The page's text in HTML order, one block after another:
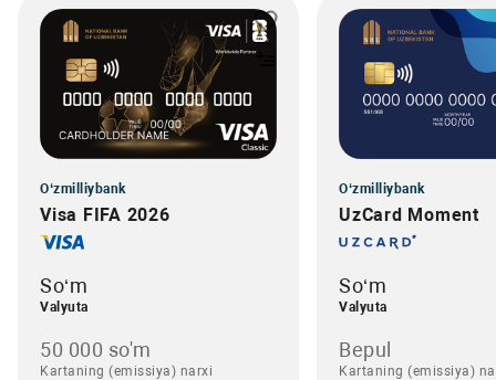
O‘zmilliybank
Visa FIFA 2026
So‘m
Valyuta
50 000 so'm
Kartaning (emissiya) narxi
O‘zmilliybank
UzCard Moment
So‘m
Valyuta
Bepul
Kartaning (emissiya)